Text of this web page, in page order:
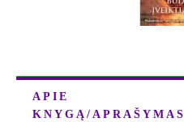
APIE
KNYGĄ/APRAŠYMAS